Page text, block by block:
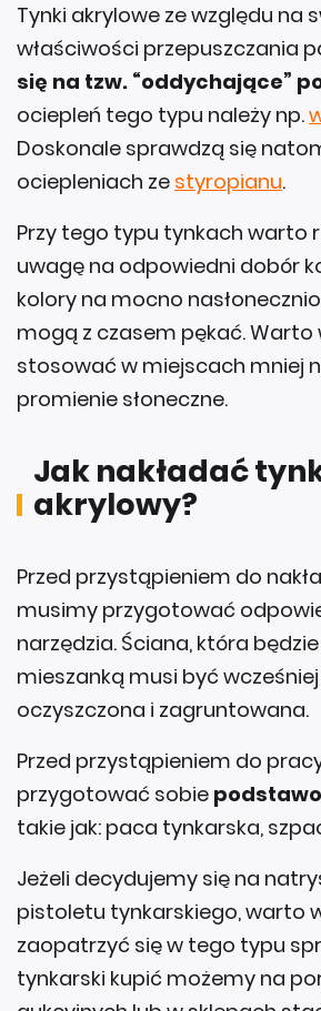
Tynki akrylowe ze względu na
właściwości przepuszczania
się na tzw. “oddychające”
ociepleń tego typu należy np.
Doskonale sprawdzą się
ociepleniach ze styropianu.
Przy tego typu tynkach warto
uwagę na odpowiedni dobór
kolory na mocno
mogą z czasem pękać. Warto
stosować w miejscach mniej
promienie słoneczne.
Jak nakładać
akrylowy?
Przed przystąpieniem do
musimy przygotować
narzędzia. Ściana, która
mieszanką musi być
oczyszczona i zagruntowana.
Przed przystąpieniem do
przygotować sobie
takie jak: paca tynkarska,
Jeżeli decydujemy się na
pistoletu tynkarskiego, warto
zaopatrzyć się w tego typu
tynkarski kupić możemy na